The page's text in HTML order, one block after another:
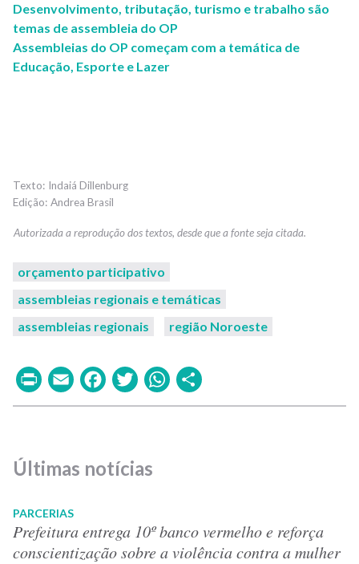
Desenvolvimento, tributação, turismo e trabalho são
temas de assembleia do OP
Assembleias do OP começam com a temática de
Educação, Esporte e Lazer
Indaiá Dillenburg
Andrea Brasil
orçamento participativo
assembleias regionais e temáticas
assembleias regionais
região Noroeste
PrintEmailFacebook
TwitterWhatsApp
Últimas notícias
PARCERIAS
Prefeitura entrega 10º banco vermelho e reforça
conscientização sobre a violência contra a mulher